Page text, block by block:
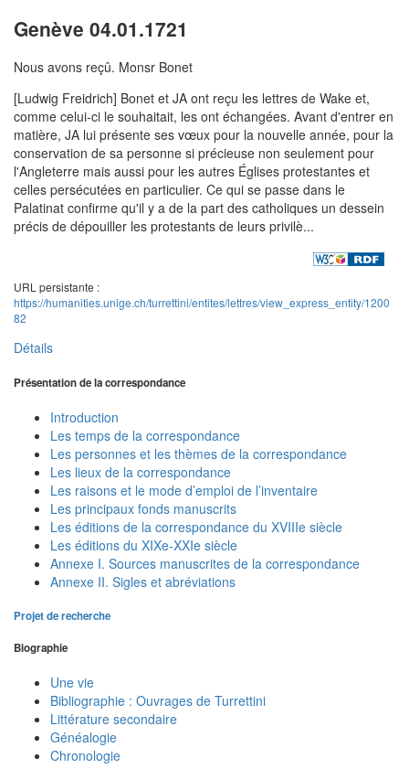
Genève 04.01.1721
Nous avons reçû. Monsr Bonet
[Ludwig Freidrich] Bonet et JA ont reçu les lettres de Wake et,
comme celui-ci le souhaitait, les ont échangées. Avant d'entrer en
matière, JA lui présente ses vœux pour la nouvelle année, pour la
conservation de sa personne si précieuse non seulement pour
l'Angleterre mais aussi pour les autres Églises protestantes et
celles persécutées en particulier. Ce qui se passe dans le
Palatinat confirme qu'il y a de la part des catholiques un dessein
précis de dépouiller les protestants de leurs privilè...
URL persistante :
https://humanities.unige.ch/turrettini/entites/lettres/view_express_entity/1200
82
Détails
Présentation de la correspondance
Introduction
Les temps de la correspondance
Les personnes et les thèmes de la correspondance
Les lieux de la correspondance
Les raisons et le mode d’emploi de l’inventaire
Les principaux fonds manuscrits
Les éditions de la correspondance du XVIIIe siècle
Les éditions du XIXe-XXIe siècle
Annexe I. Sources manuscrites de la correspondance
Annexe II. Sigles et abréviations
Projet de recherche
Biographie
Une vie
Bibliographie : Ouvrages de Turrettini
Littérature secondaire
Généalogie
Chronologie